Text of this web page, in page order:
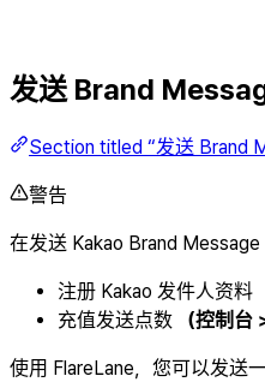
发送 Brand
Section titled “发送 Brand
警告
在发送 Kakao Brand
注册 Kakao 发件人资料
充值发送点数
（控制台
使用 FlareLane，您可以发送